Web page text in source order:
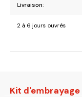
Livraison:
2 à 6 jours ouvrés
Kit d'embrayage